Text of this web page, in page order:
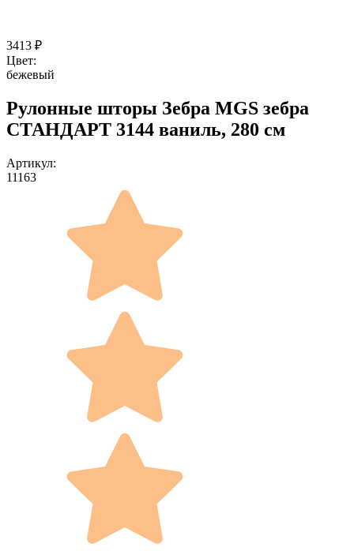
3413 ₽
Цвет:
бежевый
Рулонные шторы Зебра MGS зебра
СТАНДАРТ 3144 ваниль, 280 см
Артикул:
11163